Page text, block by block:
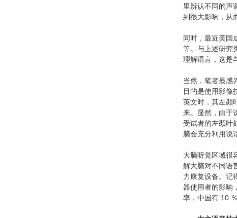
里辨认不同的声
到很大影响，从
同时，最近美国
等。与上述研究
理解语言，这是
当然，笔者最感
目的是使用影像
英文时，其左颞
来。显然，由于
受试者的左颞叶
脑会充分利用说
大脑听觉区域很
解大脑对不同语
力康复设备。记
器使用者的影响
率，中国有 10